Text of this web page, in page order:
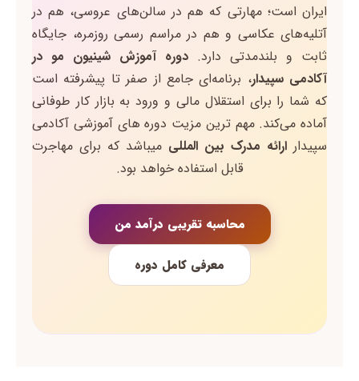
ایران است؛ مهارتی که هم در سالن‌های عروسی، هم در
آتلیه‌های عکاسی و هم در مراسم رسمی روزمره، جایگاه
ثابت و بلندمدتی دارد. دوره آموزش شینیون مو در
آکادمی سپیدار، برنامه‌ای جامع از صفر تا پیشرفته است
که شما را برای استقلال مالی و ورود به بازار کار طوفانی
آماده می‌کند. مهم ترین مزیت دوره های آموزشی آکادمی
سپیدار ارائه مدرک بین المللی میباشد که برای مهاجرت
قابل استفاده خواهد بود.
محاسبه تقریبی درآمد من
معرفی کامل دوره